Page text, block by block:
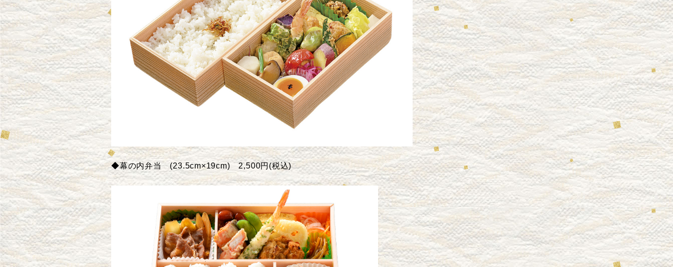
◆幕の内弁当 (23.5cm×19cm)2,500円(税込)